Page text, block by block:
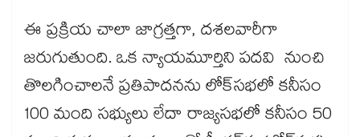
ఈ ప్రక్రియ చాలా జాగ్రత్తగా, దశలవారీగా
జరుగుతుంది. ఒక న్యాయమూర్తిని పదవి నుంచి
తొలగించాలనే ప్రతిపాదనను లోక్‌‌‌‌‌‌‌‌‌‌‌‌‌‌‌‌సభలో కనీసం
100 మంది సభ్యులు లేదా రాజ్యసభలో కనీసం 50